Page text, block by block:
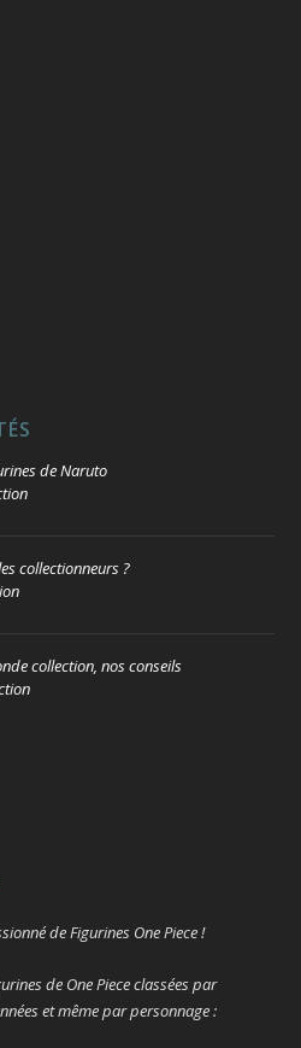
de Naruto
collectionneurs ?
collection, nos conseils
de Figurines One Piece !
de One Piece classées par
et même par personnage :